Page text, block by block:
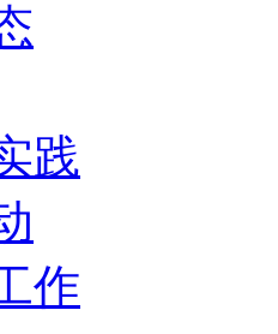
践
作